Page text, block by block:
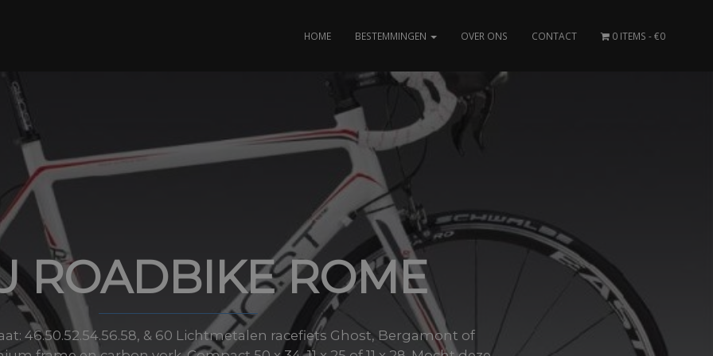
HOME BESTEMMINGEN OVER ONS CONTACT 0 ITEMS €0
ROADBIKE ROME
46.50.52.54.56.58, & 60 Lichtmetalen racefiets Ghost, Bergamont of